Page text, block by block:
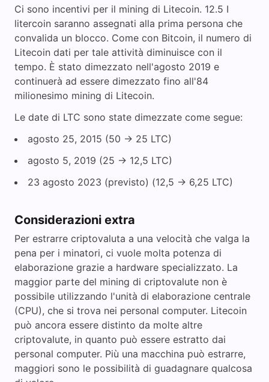
Ci sono incentivi per il mining di Litecoin. 12.5 I
litercoin saranno assegnati alla prima persona che
convalida un blocco. Come con Bitcoin, il numero di
Litecoin dati per tale attività diminuisce con il
tempo. È stato dimezzato nell'agosto 2019 e
continuerà ad essere dimezzato fino all'84
milionesimo mining di Litecoin.
Le date di LTC sono state dimezzate come segue:
agosto 25, 2015 (50 -> 25 LTC)
agosto 5, 2019 (25 -> 12,5 LTC)
23 agosto 2023 (previsto) (12,5 -> 6,25 LTC)
Considerazioni extra
Per estrarre criptovaluta a una velocità che valga la
pena per i minatori, ci vuole molta potenza di
elaborazione grazie a hardware specializzato. La
maggior parte del mining di criptovalute non è
possibile utilizzando l'unità di elaborazione centrale
(CPU), che si trova nei personal computer. Litecoin
può ancora essere distinto da molte altre
criptovalute, in quanto può essere estratto dai
personal computer. Più una macchina può estrarre,
maggiori sono le possibilità di guadagnare qualcosa